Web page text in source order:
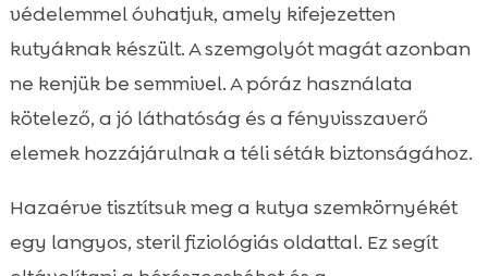
védelemmel óvhatjuk, amely kifejezetten
kutyáknak készült. A szemgolyót magát azonban
ne kenjük be semmivel. A póráz használata
kötelező, a jó láthatóság és a fényvisszaverő
elemek hozzájárulnak a téli séták biztonságához.
Hazaérve tisztítsuk meg a kutya szemkörnyékét
egy langyos, steril fiziológiás oldattal. Ez segít